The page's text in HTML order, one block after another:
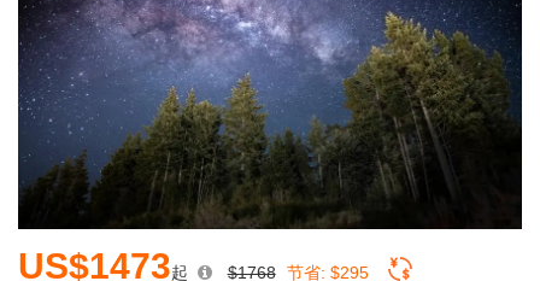
US$1473起 $1768 节省: $295